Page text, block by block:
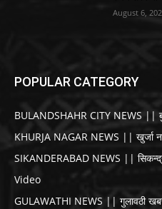
August 6,
POPULAR CATEGORY
BULANDSHAHR CITY NEWS ||
KHURJA NAGAR NEWS || खुर्जा
SIKANDERABAD NEWS ||
Video
GULAWATHI NEWS || गुलावठी